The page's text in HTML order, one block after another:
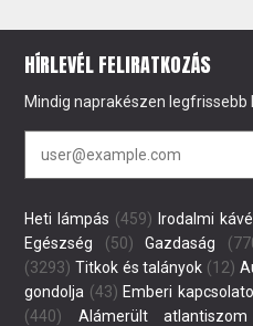
HÍRLEVÉL FELIRATKOZÁS
Mindig naprakészen legfrissebb
Heti lámpás (459) Irodalmi
Egészség (50) Gazdaság
(3293) Titkok és talányok (12)
gondolja (43) Emberi
(440)
Alámerült atlantiszom